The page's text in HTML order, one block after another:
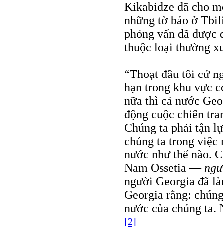
Kikabidze đã cho
những tờ báo ở
phỏng vấn đã được
thuộc loại thường
“Thoạt đầu tôi cứ
hạn trong khu vực
nữa thì cả nước
động cuộc chiến
Chúng ta phải tận
chúng ta trong việc
nước như thế nào.
Nam Ossetia —
người Georgia đã
Georgia rằng:
nước của chúng ta.
[2]